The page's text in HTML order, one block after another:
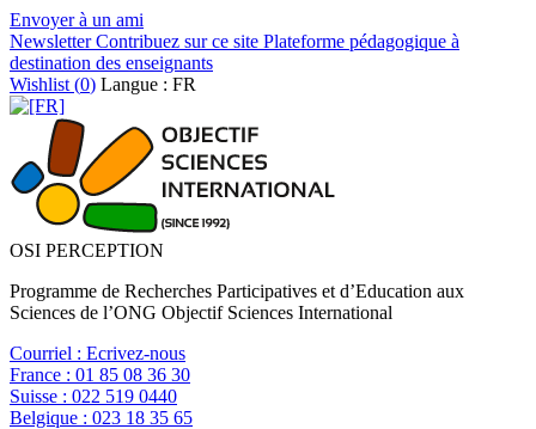
Envoyer à un ami
NewsletterContribuez sur ce site Plateforme pédagogique à
destination des enseignants
Wishlist (0) Langue : FR
OSI PERCEPTION
Programme de Recherches Participatives et d’Education aux
Sciences de l’ONG Objectif Sciences International
Courriel : Ecrivez-nous
France : 01 85 08 36 30
Suisse : 022 519 0440
Belgique : 023 18 35 65